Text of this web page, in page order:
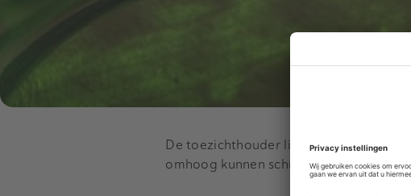
De toezichthouder lichtte eerder deze
omhoog kunnen schieten of waar de